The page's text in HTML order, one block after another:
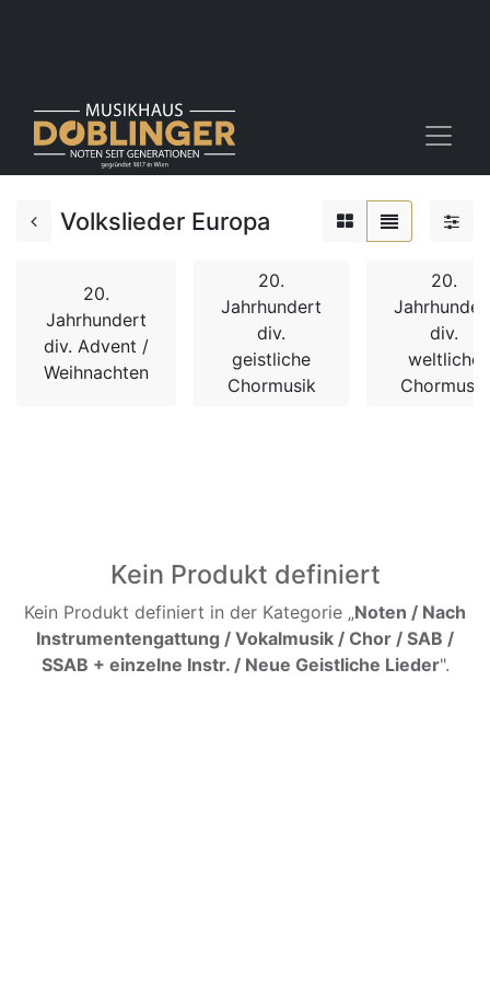
Volkslieder Europa
20.
Jahrhundert
div. Advent /
Weihnachten
20.
Jahrhundert
div.
geistliche
Chormusik
20.
div.
weltliche
Chormusik
Kein Produkt definiert
Kein Produkt definiert in der Kategorie „Noten / Nach
Instrumentengattung / Vokalmusik / Chor / SAB /
SSAB + einzelne Instr. / Neue Geistliche Lieder".